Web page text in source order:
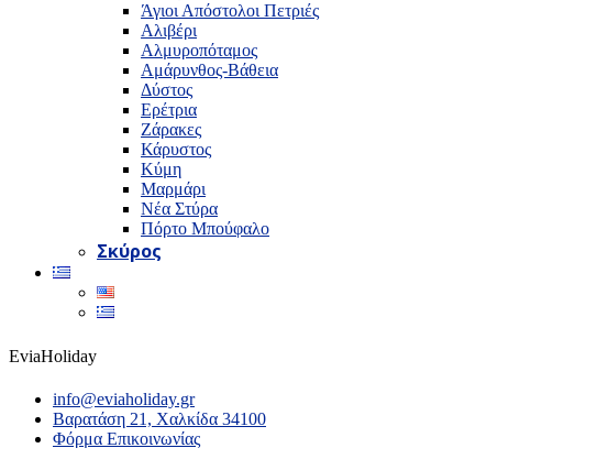
Άγιοι Απόστολοι Πετριές
Αλιβέρι
Αλμυροπόταμος
Αμάρυνθος-Βάθεια
Δύστος
Ερέτρια
Ζάρακες
Κάρυστος
Κύμη
Μαρμάρι
Νέα Στύρα
Πόρτο Μπούφαλο
Σκύρος
EviaHoliday
info@eviaholiday.gr
Βαρατάση 21, Χαλκίδα 34100
Φόρμα Επικοινωνίας